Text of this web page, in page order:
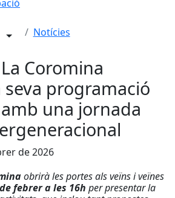
Notícies
Coromina
programació
una jornada
de 2026
obrirà les portes als veïns i veïnes
febrer a les 16h per presentar la